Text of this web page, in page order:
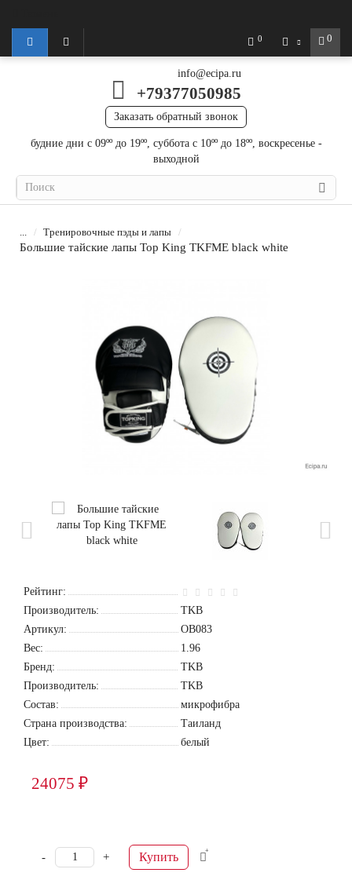
0
0
info@ecipa.ru
+79377050985
Заказать обратный звонок
будние дни с 09ºº до 19ºº, суббота с 10ºº до 18ºº, воскресенье -
выходной
... Тренировочные пэды и лапы
Большие тайские лапы Top King TKFME black white
Рейтинг:
Производитель:
TKB
Артикул:
OB083
Вес:
1.96
Бренд:
TKB
Производитель:
TKB
Состав:
микрофибра
Страна производства:
Таиланд
Цвет:
белый
24075 ₽
+
- Купить